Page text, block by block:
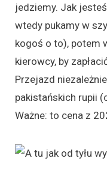
jedziemy. Jak
wtedy pukamy w
kogoś o to), potem
kierowcy, by
Przejazd
pakistańskich rupii
Ważne: to cena z